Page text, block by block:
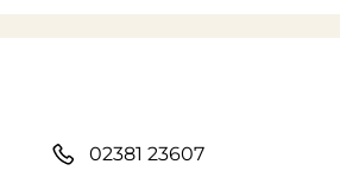
02381 23607